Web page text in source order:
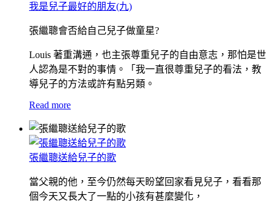
我是兒子最好的朋友(九)
張繼聰會否給自己兒子做童星?
Louis 著重溝通，也主張尊重兒子的自由意志，那怕是世
人認為是不對的事情。「我一直很尊重兒子的看法，教
導兒子的方法或許有點另類。
Read more
張繼聰送給兒子的歌
當父親的他，至今仍然每天盼望回家看見兒子，看看那
個今天又長大了一點的小孩有甚麼變化，